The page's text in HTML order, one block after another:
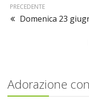
PRECEDENTE
Domenica 23
Adorazione